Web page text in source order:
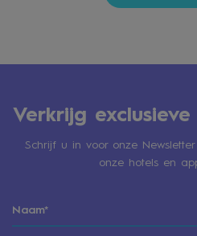
Verkrijg
Schrijf u in voor onze
onze hotels en